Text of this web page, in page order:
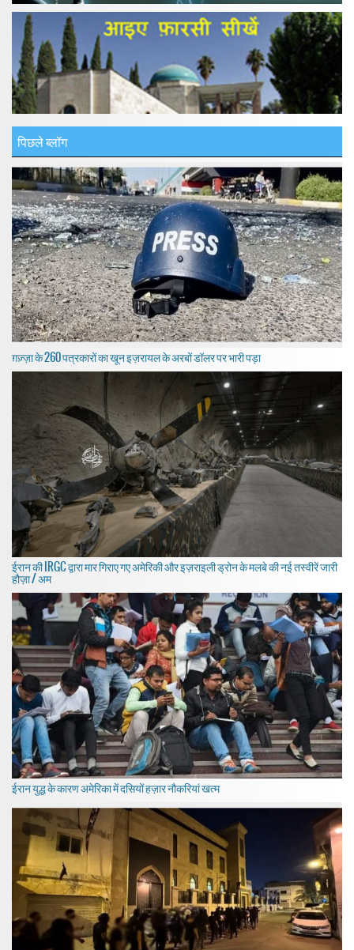
पिछले ब्लॉग
ग़ज़्ज़ा के 260 पत्रकारों का खून इज़रायल के अरबों डॉलर पर भारी पड़ा
ईरान की IRGC द्वारा मार गिराए गए अमेरिकी और इज़राइली ड्रोन के मलबे की नई तस्वीरें जारी
हौज़ा / अम
ईरान युद्ध के कारण अमेरिका में दसियों हज़ार नौकरियां खत्म